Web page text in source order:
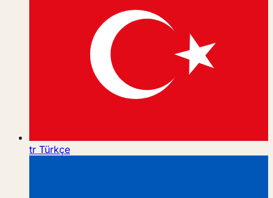
tr Türkçe